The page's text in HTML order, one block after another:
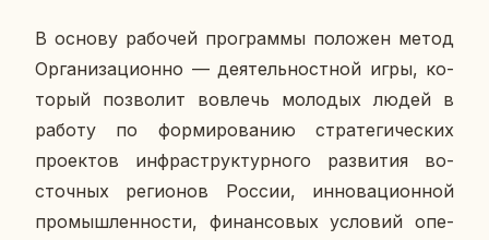
В основу ра­бо­чей про­грам­мы по­ло­жен метод
Ор­га­ни­за­ци­он­но — де­я­тель­ност­ной игры, ко­
то­рый поз­во­лит во­влечь мо­ло­дых людей в
работу по фор­ми­ро­ва­нию стра­те­ги­че­ских
про­ек­тов ин­фра­струк­тур­но­го раз­ви­тия во­
сточ­ных ре­ги­о­нов России, ин­но­ва­ци­он­ной
про­мыш­лен­но­сти, фи­нан­со­вых усло­вий опе­